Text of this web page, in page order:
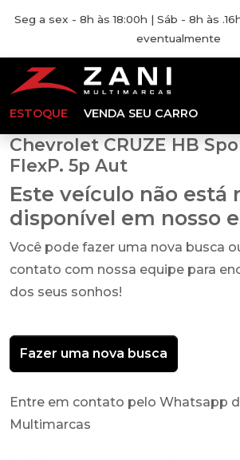
Seg a sex - 8h às 18:00h | Sáb - 8h às
eventualmente
ESTOQUE VENDA SEU CARRO
Chevrolet CRUZE HB
FlexP. 5p Aut
Este veículo não está
disponível em nosso
Você pode fazer uma nova busca
contato com nossa equipe para
dos seus sonhos!
Fazer uma nova busca
Entre em contato pelo Whatsapp
Multimarcas